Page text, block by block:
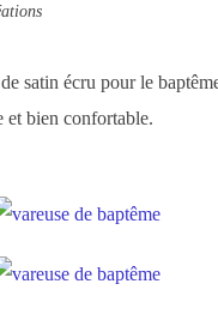
satin écru pour le
et bien confortable.